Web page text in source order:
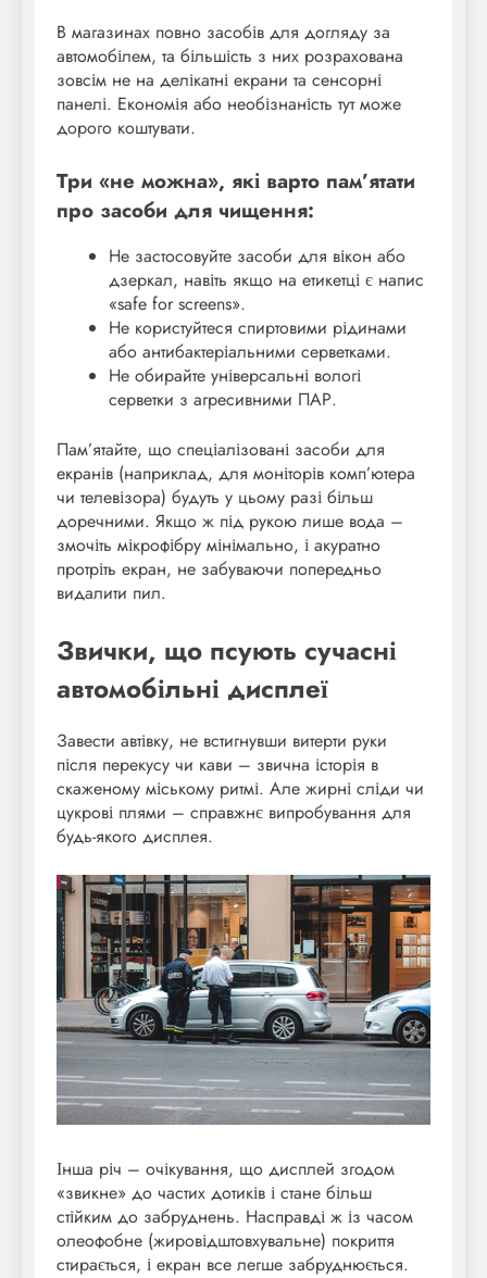
В магазинах повно засобів для догляду за
автомобілем, та більшість з них розрахована
зовсім не на делікатні екрани та сенсорні
панелі. Економія або необізнаність тут може
дорого коштувати.
Три «не можна», які варто пам’ятати
про засоби для чищення:
Не застосовуйте засоби для вікон або
дзеркал, навіть якщо на етикетці є напис
«safe for screens».
Не користуйтеся спиртовими рідинами
або антибактеріальними серветками.
Не обирайте універсальні вологі
серветки з агресивними ПАР.
Пам’ятайте, що спеціалізовані засоби для
екранів (наприклад, для моніторів комп’ютера
чи телевізора) будуть у цьому разі більш
доречними. Якщо ж під рукою лише вода –
змочіть мікрофібру мінімально, і акуратно
протріть екран, не забуваючи попередньо
видалити пил.
Звички, що псують сучасні
автомобільні дисплеї
Завести автівку, не встигнувши витерти руки
після перекусу чи кави – звична історія в
скаженому міському ритмі. Але жирні сліди чи
цукрові плями – справжнє випробування для
будь-якого дисплея.
Інша річ – очікування, що дисплей згодом
«звикне» до частих дотиків і стане більш
стійким до забруднень. Насправді ж із часом
олеофобне (жировідштовхувальне) покриття
стирається, і екран все легше забруднюється.